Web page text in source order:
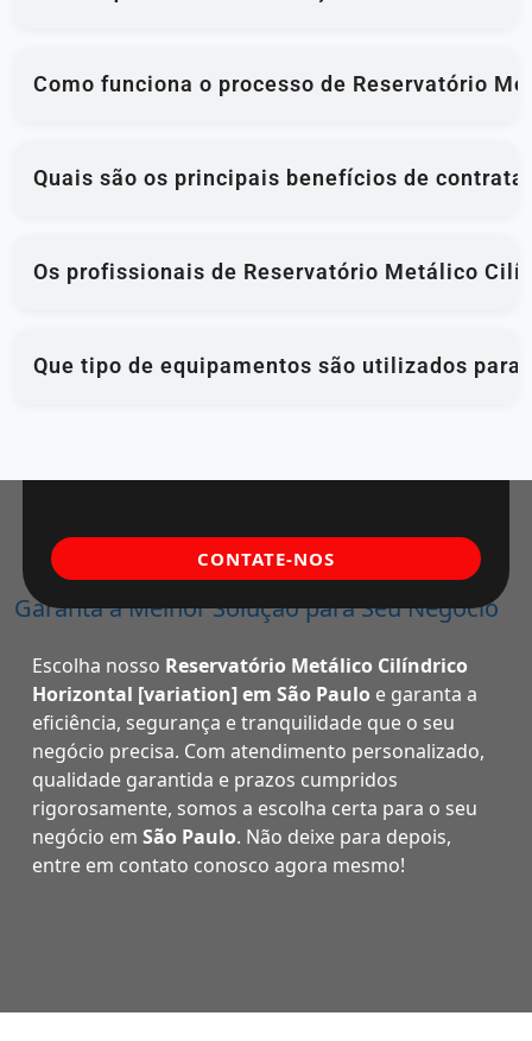
Como funciona o processo de Reservatório
Quais são os principais benefícios de
Os profissionais de Reservatório Metálico
Que tipo de equipamentos são utilizados
Garanta a Melhor Solução para Seu Negócio
Escolha nosso Reservatório Metálico Cilíndrico
Horizontal [variation] em São Paulo e garanta a
eficiência, segurança e tranquilidade que o seu
negócio precisa. Com atendimento personalizado,
qualidade garantida e prazos cumpridos
rigorosamente, somos a escolha certa para o seu
negócio em São Paulo. Não deixe para depois,
entre em contato conosco agora mesmo!
CONTATE-NOS